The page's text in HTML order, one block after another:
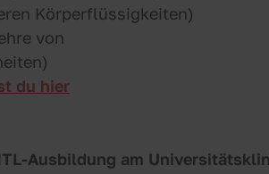
Körperflüssigkeiten)
von
du hier
Ausbildung am